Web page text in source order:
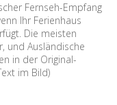
Fernseh-Empfang
Ihr Ferienhaus
Die meisten
und Ausländische
in der Original-
im Bild)